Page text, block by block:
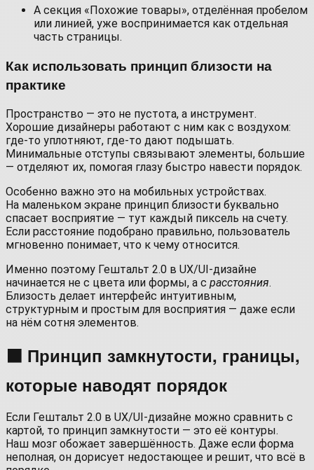
А секция «Похожие товары», отделённая пробелом
или линией, уже воспринимается как отдельная
часть страницы.
Как использовать принцип близости на
практике
Пространство — это не пустота, а инструмент.
Хорошие дизайнеры работают с ним как с воздухом:
где-то уплотняют, где-то дают подышать.
Минимальные отступы связывают элементы, большие
— отделяют их, помогая глазу быстро навести порядок.
Особенно важно это на мобильных устройствах.
На маленьком экране принцип близости буквально
спасает восприятие — тут каждый пиксель на счету.
Если расстояние подобрано правильно, пользователь
мгновенно понимает, что к чему относится.
Именно поэтому Гештальт 2.0 в UX/UI-дизайне
начинается не с цвета или формы, а с расстояния.
Близость делает интерфейс интуитивным,
структурным и простым для восприятия — даже если
на нём сотня элементов.
⬛ Принцип замкнутости, границы,
которые наводят порядок
Если Гештальт 2.0 в UX/UI-дизайне можно сравнить с
картой, то принцип замкнутости — это её контуры.
Наш мозг обожает завершённость. Даже если форма
неполная, он дорисует недостающее и решит, что всё в